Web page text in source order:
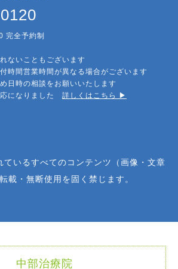
完全予約制
ないこともございます
時間営業時間が異なる場合がございます
日時の相談をお願いいたします
になりました 詳しくはこちら ▶︎
ているすべてのコンテンツ（画像・文章
載・無断使用を固く禁じます。
中部治療院